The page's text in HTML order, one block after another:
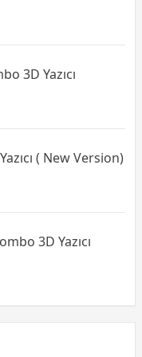
3D Yazıcı
( New Version)
3D Yazıcı